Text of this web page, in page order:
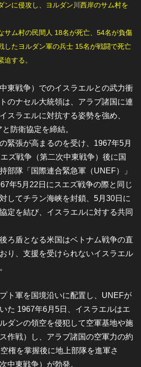
ンに侵攻し、ヨルダン川西岸のサム村を
サム村の民間人 18名が死亡、54名が負傷
したヨルダン軍の兵士 15名が戦闘で死亡
迫する。
東戦争）でのイスラエルとの武力衝
のナセル大統領は、アラブ諸国に連
スラエルに対抗する姿勢を強め、
防衛協定を締結。
緊張が高まるのを受け、1967年5月
ズ戦争（第二次中東戦争）後に国
部隊「国際連合緊急軍（UNEF）」
年5月22日にスエズ戦争の際と同じ
してチラン海峡を封鎖、 5月30日に
定を結び、イスラエルに対する共同
ろ盾となる米国はベトナム戦争の直
り、支援を受けられないイスラエル
ト軍を国境沿いに配置し、UNEFが
た 1967年6月5日、イスラエルはエ
ダンの領空を侵犯して空軍基地や施
作戦）し、アラブ諸国の空軍力の約
権を掌握後に地上部隊を進軍さ
次中東戦争）が勃発。